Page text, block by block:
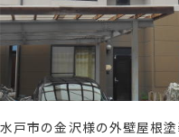
水戸市の金沢様の外壁屋根